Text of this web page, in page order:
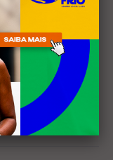
que
Cabo Frio
a